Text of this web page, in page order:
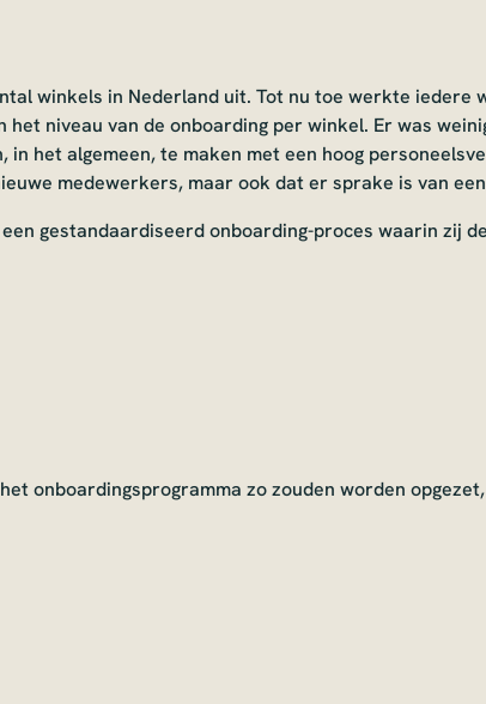
winkels in Nederland uit. Tot nu toe werkte iedere
niveau van de onboarding per winkel. Er was
in het algemeen, te maken met een hoog
medewerkers, maar ook dat er sprake is van
gestandaardiseerd onboarding-proces waarin zij
onboardingsprogramma zo zouden worden